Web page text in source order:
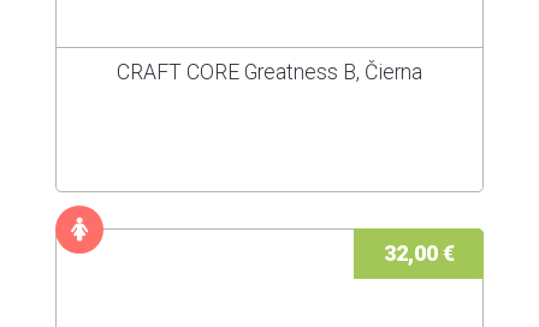
CRAFT CORE Greatness B, Čierna
32,00 €